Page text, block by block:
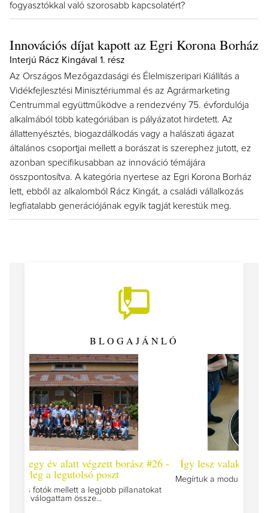
fogyasztókkal való szorosabb kapcsolatért?
Innovációs díjat kapott az Egri Korona Borház
Interjú Rácz Kingával 1. rész
Az Országos Mezőgazdasági és Élelmiszeripari Kiállítás a
Vidékfejlesztési Minisztériummal és az Agrármarketing
Centrummal együttműködve a rendezvény 75. évfordulója
alkalmából több kategóriában is pályázatot hirdetett. Az
állattenyésztés, biogazdálkodás vagy a halászati ágazat
általános csoportjai mellett a borászat is szerephez jutott, ez
azonban specifikusabban az innováció témájára
összpontosítva. A kategória nyertese az Egri Korona Borház
lett, ebből az alkalomból Rácz Kingát, a családi vállalkozás
legfiatalabb generációjának egyik tagját kerestük meg.
BLOGAJÁNLÓ
#26 -
pillanatokat
Így lesz valaki egy év alatt végzett borász
Megírtuk a modulzáró vizsgákat, már lázasan
az utolsó...